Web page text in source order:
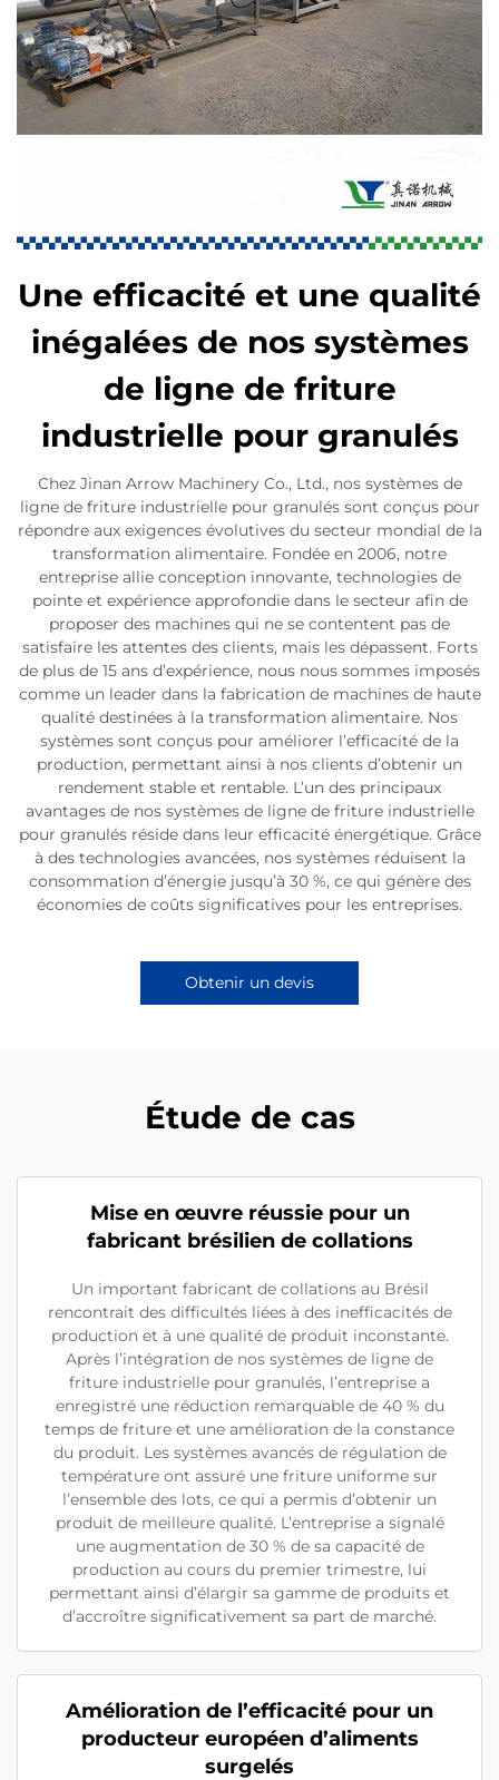
Une efficacité et une qualité
inégalées de nos systèmes
de ligne de friture
industrielle pour granulés
Chez Jinan Arrow Machinery Co., Ltd., nos systèmes de
ligne de friture industrielle pour granulés sont conçus pour
répondre aux exigences évolutives du secteur mondial de la
transformation alimentaire. Fondée en 2006, notre
entreprise allie conception innovante, technologies de
pointe et expérience approfondie dans le secteur afin de
proposer des machines qui ne se contentent pas de
satisfaire les attentes des clients, mais les dépassent. Forts
de plus de 15 ans d’expérience, nous nous sommes imposés
comme un leader dans la fabrication de machines de haute
qualité destinées à la transformation alimentaire. Nos
systèmes sont conçus pour améliorer l’efficacité de la
production, permettant ainsi à nos clients d’obtenir un
rendement stable et rentable. L’un des principaux
avantages de nos systèmes de ligne de friture industrielle
pour granulés réside dans leur efficacité énergétique. Grâce
à des technologies avancées, nos systèmes réduisent la
consommation d’énergie jusqu’à 30 %, ce qui génère des
économies de coûts significatives pour les entreprises.
Obtenir un devis
Étude de cas
Mise en œuvre réussie pour un
fabricant brésilien de collations
Un important fabricant de collations au Brésil
rencontrait des difficultés liées à des inefficacités de
production et à une qualité de produit inconstante.
Après l’intégration de nos systèmes de ligne de
friture industrielle pour granulés, l’entreprise a
enregistré une réduction remarquable de 40 % du
temps de friture et une amélioration de la constance
du produit. Les systèmes avancés de régulation de
température ont assuré une friture uniforme sur
l’ensemble des lots, ce qui a permis d’obtenir un
produit de meilleure qualité. L’entreprise a signalé
une augmentation de 30 % de sa capacité de
production au cours du premier trimestre, lui
permettant ainsi d’élargir sa gamme de produits et
d’accroître significativement sa part de marché.
Amélioration de l’efficacité pour un
producteur européen d’aliments
surgelés